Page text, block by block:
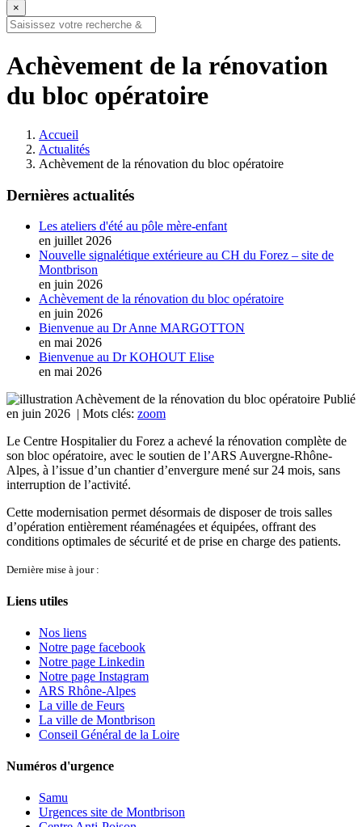
×
Achèvement de la rénovation
du bloc opératoire
Accueil
Actualités
Achèvement de la rénovation du bloc opératoire
Dernières actualités
Les ateliers d'été au pôle mère-enfant
en juillet 2026
Nouvelle signalétique extérieure au CH du Forez – site de
Montbrison
en juin 2026
Achèvement de la rénovation du bloc opératoire
en juin 2026
Bienvenue au Dr Anne MARGOTTON
en mai 2026
Bienvenue au Dr KOHOUT Elise
en mai 2026
Publié
en juin 2026 | Mots clés: zoom
Le Centre Hospitalier du Forez a achevé la rénovation complète de
son bloc opératoire, avec le soutien de l’ARS Auvergne-Rhône-
Alpes, à l’issue d’un chantier d’envergure mené sur 24 mois, sans
interruption de l’activité.
Cette modernisation permet désormais de disposer de trois salles
d’opération entièrement réaménagées et équipées, offrant des
conditions optimales de sécurité et de prise en charge des patients.
Dernière mise à jour :
Liens utiles
Nos liens
Notre page facebook
Notre page Linkedin
Notre page Instagram
ARS Rhône-Alpes
La ville de Feurs
La ville de Montbrison
Conseil Général de la Loire
Numéros d'urgence
Samu
Urgences site de Montbrison